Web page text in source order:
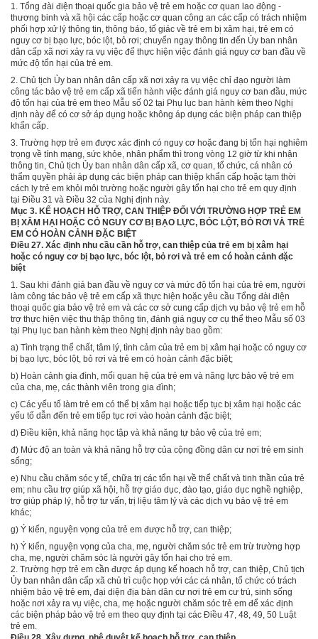
1. Tổng đài điện thoại quốc gia bảo vệ trẻ em hoặc cơ quan lao động -
thương binh và xã hội các cấp hoặc cơ quan công an các cấp có trách nhiệm
phối hợp xử lý thông tin, thông báo, tố giác về trẻ em bị xâm hại, trẻ em có
nguy cơ bị bạo lực, bóc lột, bỏ rơi; chuyển ngay thông tin đến Ủy ban nhân
dân cấp xã nơi xảy ra vụ việc để thực hiện việc đánh giá nguy cơ ban đầu về
mức độ tổn hại của trẻ em.
2. Chủ tịch Ủy ban nhân dân cấp xã nơi xảy ra vụ việc chỉ đạo người làm
công tác bảo vệ trẻ em cấp xã tiến hành việc đánh giá nguy cơ ban đầu, mức
độ tổn hại của trẻ em theo Mẫu số 02 tại Phụ lục ban hành kèm theo Nghị
định này để có cơ sở áp dụng hoặc không áp dụng các biện pháp can thiệp
khẩn cấp.
3. Trường hợp trẻ em được xác định có nguy cơ hoặc đang bị tổn hại nghiêm
trọng về tính mạng, sức khỏe, nhân phẩm thì trong vòng 12 giờ từ khi nhận
thông tin, Chủ tịch Ủy ban nhân dân cấp xã, cơ quan, tổ chức, cá nhân có
thẩm quyền phải áp dụng các biện pháp can thiệp khẩn cấp hoặc tạm thời
cách ly trẻ em khỏi môi trường hoặc người gây tổn hại cho trẻ em quy định
tại Điều 31 và Điều 32 của Nghị định này.
Mục 3. KẾ HOẠCH HỖ TRỢ, CAN THIỆP ĐỐI VỚI TRƯỜNG HỢP TRẺ EM
BỊ XÂM HẠI HOẶC CÓ NGUY CƠ BỊ BẠO LỰC, BÓC LỘT, BỎ RƠI VÀ TRẺ
EM CÓ HOÀN CẢNH ĐẶC BIỆT
Điều 27. Xác định nhu cầu cần hỗ trợ, can thiệp của trẻ em bị xâm hại
hoặc có nguy cơ bị bạo lực, bóc lột, bỏ rơi và trẻ em có hoàn cảnh đặc
biệt
1. Sau khi đánh giá ban đầu về nguy cơ và mức độ tổn hại của trẻ em, người
làm công tác bảo vệ trẻ em cấp xã thực hiện hoặc yêu cầu Tổng đài điện
thoại quốc gia bảo vệ trẻ em và các cơ sở cung cấp dịch vụ bảo vệ trẻ em hỗ
trợ thực hiện việc thu thập thông tin, đánh giá nguy cơ cụ thể theo Mẫu số 03
tại Phụ lục ban hành kèm theo Nghị định này bao gồm:
a) Tình trạng thể chất, tâm lý, tình cảm của trẻ em bị xâm hại hoặc có nguy cơ
bị bạo lực, bóc lột, bỏ rơi và trẻ em có hoàn cảnh đặc biệt;
b) Hoàn cảnh gia đình, mối quan hệ của trẻ em và năng lực bảo vệ trẻ em
của cha, mẹ, các thành viên trong gia đình;
c) Các yếu tố làm trẻ em có thể bị xâm hại hoặc tiếp tục bị xâm hại hoặc các
yếu tố dẫn đến trẻ em tiếp tục rơi vào hoàn cảnh đặc biệt;
d) Điều kiện, khả năng học tập và khả năng tự bảo vệ của trẻ em;
đ) Mức độ an toàn và khả năng hỗ trợ của cộng đồng dân cư nơi trẻ em sinh
sống;
e) Nhu cầu chăm sóc y tế, chữa trị các tổn hại về thể chất và tinh thần của trẻ
em; nhu cầu trợ giúp xã hội, hỗ trợ giáo dục, đào tạo, giáo dục nghề nghiệp,
trợ giúp pháp lý, hỗ trợ tư vấn, trị liệu tâm lý và các dịch vụ bảo vệ trẻ em
khác;
g) Ý kiến, nguyện vọng của trẻ em được hỗ trợ, can thiệp;
h) Ý kiến, nguyện vọng của cha, mẹ, người chăm sóc trẻ em trừ trường hợp
cha, mẹ, người chăm sóc là người gây tổn hại cho trẻ em.
2. Trường hợp trẻ em cần được áp dụng kế hoạch hỗ trợ, can thiệp, Chủ tịch
Ủy ban nhân dân cấp xã chủ trì cuộc họp với các cá nhân, tổ chức có trách
nhiệm bảo vệ trẻ em, đại diện địa bàn dân cư nơi trẻ em cư trú, sinh sống
hoặc nơi xảy ra vụ việc, cha, mẹ hoặc người chăm sóc trẻ em để xác định
các biện pháp bảo vệ trẻ em theo quy định tại các Điều 47, 48, 49, 50 Luật
trẻ em.